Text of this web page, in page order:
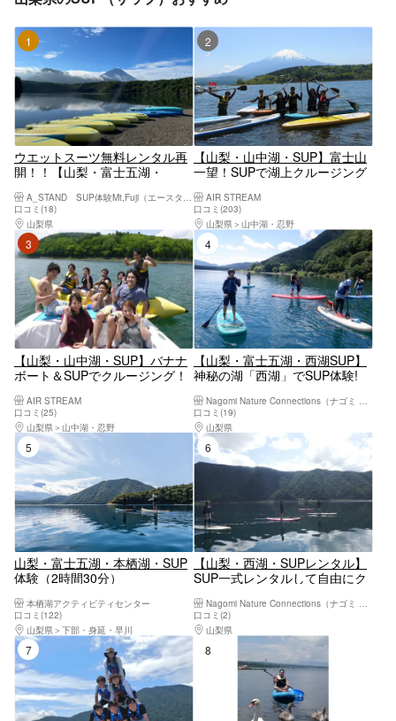
1位
ウエットスーツ無料レンタル再
開！！【山梨・富士五湖・
SUP(サップ)で湖上クルージン
グ！秘境の西湖周遊コース
A_STAND SUP体験Mt,Fuji（エースタンド サップタイケンマウントフジ）
口コミ(18)
山梨県
河口湖・西湖・富士吉田・精進湖・本栖湖
【山梨・山中湖・SUP】富士山
一望！SUPで湖上クルージング
AIR STREAM
口コミ(203)
山梨県
山中湖・忍野
3位
【山梨・山中湖・SUP】バナナ
ボート＆SUPでクルージング！
AIR STREAM
口コミ(25)
山梨県
山中湖・忍野
4位
【山梨・富士五湖・西湖SUP】
神秘の湖「西湖」でSUP体験!
口コミ(19)
山梨県
5位
山梨・富士五湖・本栖湖・SUP
体験（2時間30分）
本栖湖アクティビティセンター
口コミ(122)
山梨県
下部・身延・早川
6位
【山梨・西湖・SUPレンタル】
SUP一式レンタルして自由にク
Nagomi Nature Connections（ナゴミ ネイチャー コネクションズ）
口コミ(2)
山梨県